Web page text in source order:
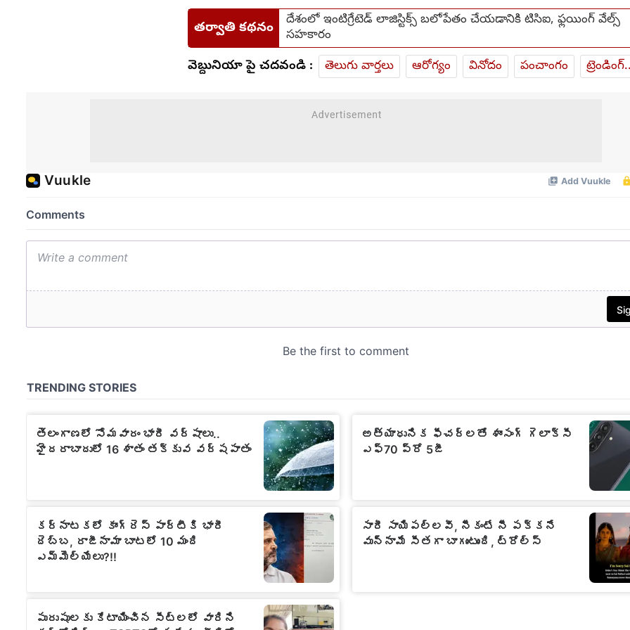
తర్వాతి కథనం
దేశంలో ఇంటిగ్రేటెడ్ లాజిస్టిక్స్ బలోపేతం చేయడానికి టిసిఐ, ఫ్లయింగ్ వేల్స్
సహకారం
వెబ్దునియా పై చదవండి : తెలుగు వార్తలు ఆరోగ్యం వినోదం పంచాంగం